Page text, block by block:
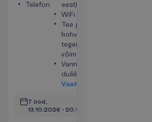
Telefon
eest)
WiFi
Tee ja
kohvi
tegemise
võimalus
Vann või
dušš
Vaat
7 ööd,
13.10.2026 - 20.10.2026